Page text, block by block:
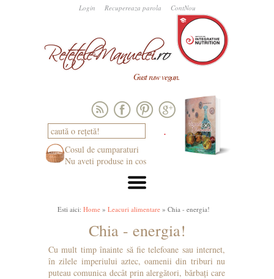
Login Recupereaza parola ContNou
Gust raw vegan.
Cosul de cumparaturi
Nu aveti produse in cos
Esti aici: Home » Leacuri alimentare » Chia - energia!
Chia - energia!
Cu mult timp înainte să fie telefoane sau internet,
în zilele imperiului aztec, oamenii din triburi nu
puteau comunica decât prin alergători, bărbați care